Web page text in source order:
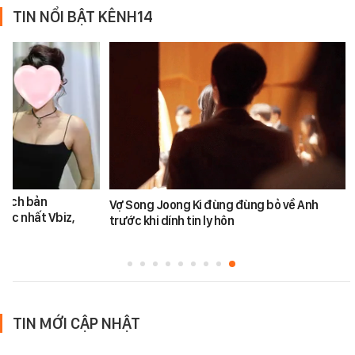
TIN NỔI BẬT KÊNH14
bản
nhất Vbiz,
Vợ Song Joong Ki đùng đùng bỏ về Anh
trước khi dính tin ly hôn
TIN MỚI CẬP NHẬT